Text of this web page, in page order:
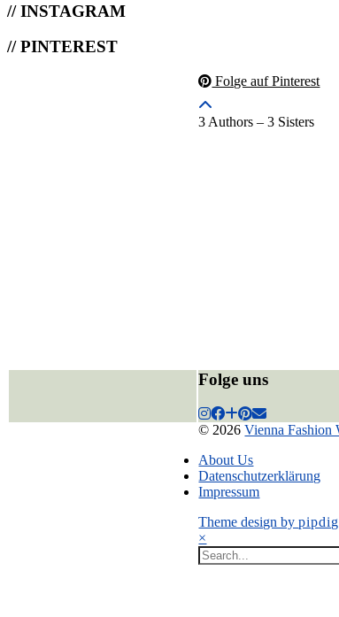
// INSTAGRAM
// PINTEREST
Folge auf Pinterest
3 Authors – 3 Sisters
Folge uns
© 2026Vienna Fashion
About Us
Datenschutzerklärung
Impressum
Theme design bypipdig
×